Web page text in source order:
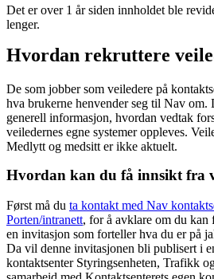
Det er over 1 år siden innholdet ble
lenger.
Hvordan rekruttere
De som jobber som veiledere på
hva brukerne henvender seg til Nav
generell informasjon, hvordan vedtak
veiledernes egne systemer oppleves.
Medlytt og medsitt er ikke aktuelt.
Hvordan kan du få innsikt fra
Først må du ta kontakt med Nav
Porten/intranett, for å avklare om du kan
en invitasjon som forteller hva du er på
Da vil denne invitasjonen bli publisert i
kontaktsenter Styringsenheten, Trafikk